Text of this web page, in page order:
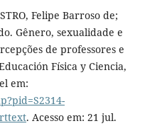
Felipe Barroso de;
Gênero, sexualidade e
de professores e
Física y Ciencia,
em:
. Acesso em: 21 jul.